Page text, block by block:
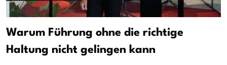
Warum Führung ohne die richtige
Haltung nicht gelingen kann